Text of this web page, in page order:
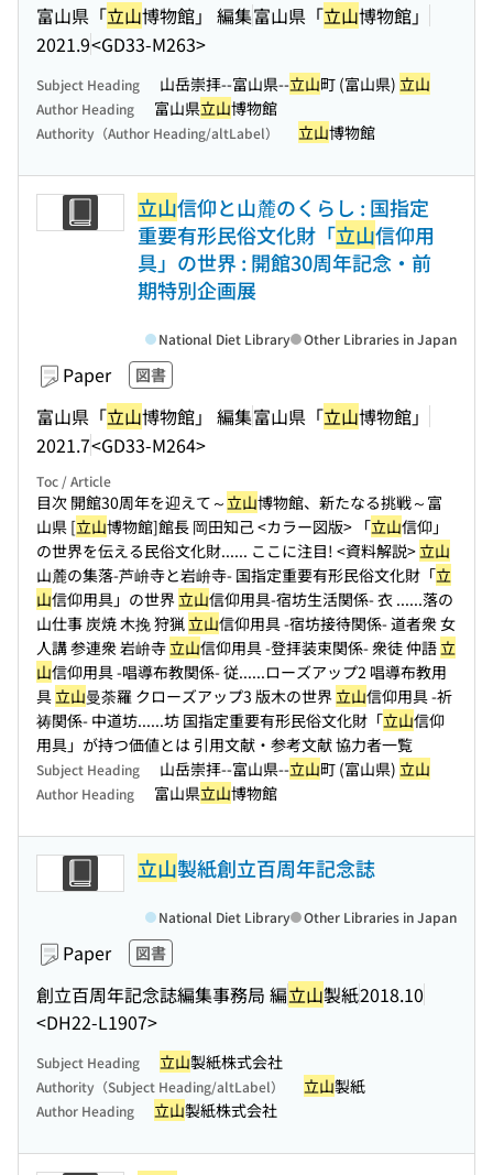
富山県「立山博物館」 編集富山県「立山博物館」
2021.9<GD33-M263>
Subject Heading 山岳崇拝--富山県--立山町 (富山県) 立山
Author Heading 富山県立山博物館
Authority（Author Heading/altLabel） 立山博物館
立山信仰と山麓のくらし : 国指定
重要有形民俗文化財「立山信仰用
具」の世界 : 開館30周年記念・前
期特別企画展
Paper 図書
富山県「立山博物館」 編集富山県「立山博物館」
2021.7<GD33-M264>
National Diet Library Other Libraries in Japan
Toc / Article
目次 開館30周年を迎えて～立山博物館、新たなる挑戦～富
山県 [立山博物館]館長 岡田知己 <カラー図版> 「立山信仰」
の世界を伝える民俗文化財...... ここに注目! <資料解説>立山
山麓の集落-芦峅寺と岩峅寺- 国指定重要有形民俗文化財「立
山信仰用具」の世界立山信仰用具-宿坊生活関係- 衣 ......落の
山仕事 炭焼 木挽 狩猟立山信仰用具 -宿坊接待関係- 道者衆 女
人講 参連衆 岩峅寺立山信仰用具 -登拝装束関係- 衆徒 仲語立
山信仰用具 -唱導布教関係- 従......ローズアップ2 唱導布教用
具立山曼荼羅 クローズアップ3 版木の世界立山信仰用具 -祈
祷関係- 中道坊......坊 国指定重要有形民俗文化財「立山信仰
用具」が持つ価値とは 引用文献・参考文献 協力者一覧
Subject Heading 山岳崇拝--富山県--立山町 (富山県) 立山
Author Heading 富山県立山博物館
立山製紙創立百周年記念誌
Paper 図書
創立百周年記念誌編集事務局 編立山製紙2018.10
<DH22-L1907>
National Diet Library Other Libraries in Japan
Subject Heading 立山製紙株式会社
Authority（Subject Heading/altLabel） 立山製紙
Author Heading 立山製紙株式会社